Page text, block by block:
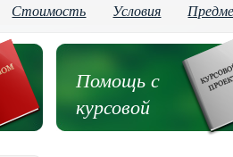
Стоимость Условия
Помощь с
курсовой